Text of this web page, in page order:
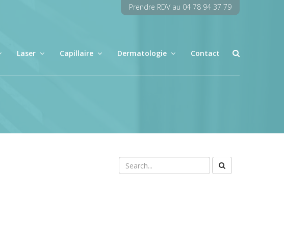
Laser Capillaire Dermatologie Contact
Prendre RDV au 04 78 94 37 79